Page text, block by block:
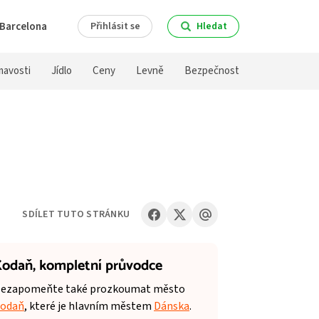
Barcelona Přihlásit se Hledat
Jídlo Ceny Levně Bezpečnost
kompletní průvodce
také prozkoumat město
, které je hlavním městem Dánska.
SDÍLET TUTO STRÁNKU